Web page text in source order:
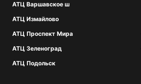
АТЦ Варшавское ш
АТЦ Измайлово
АТЦ Проспект Мира
АТЦ Зеленоград
АТЦ Подольск